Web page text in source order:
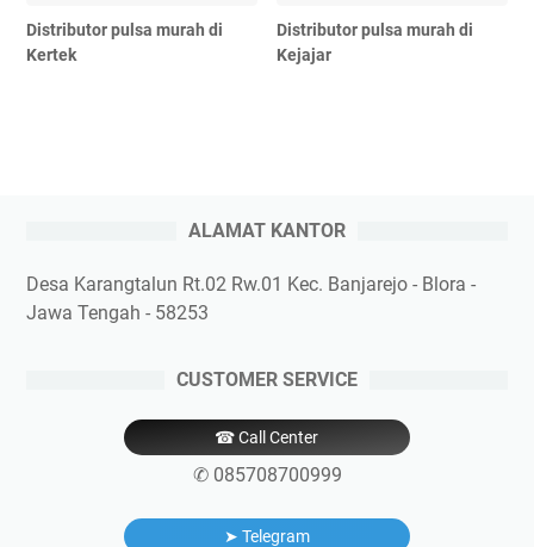
Distributor pulsa murah di
Kertek
Distributor pulsa murah di
Kejajar
ALAMAT KANTOR
Desa Karangtalun Rt.02 Rw.01 Kec. Banjarejo - Blora -
Jawa Tengah - 58253
CUSTOMER SERVICE
☎ Call Center
✆ 085708700999
➤ Telegram